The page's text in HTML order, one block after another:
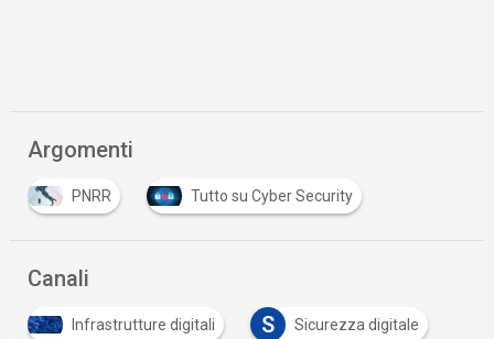
Argomenti
PNRR Tutto su Cyber Security
Canali
Infrastrutture digitali S Sicurezza digitale